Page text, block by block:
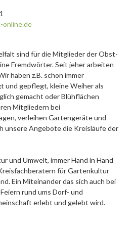
online.de
sind für die Mitglieder der Obst-
Fremdwörter. Seit jeher arbeiten
haben z.B. schon immer
und gepflegt, kleine Weiher als
gemacht oder Blühflächen
Mitgliedern bei
verleihen Gartengeräte und
unsere Angebote die Kreisläufe der
und Umwelt, immer Hand in Hand
für Gartenkultur
Ein Miteinander das sich auch bei
rund ums Dorf- und
erlebt und gelebt wird.